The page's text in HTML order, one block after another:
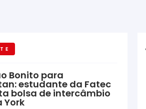
Bonito para
estudante da Fatec
bolsa de intercâmbio
York